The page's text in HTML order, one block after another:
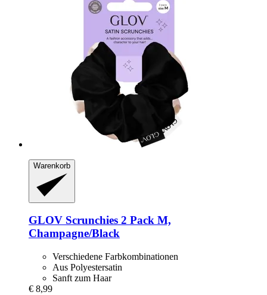
Warenkorb
GLOV Scrunchies 2 Pack M,
Champagne/Black
Verschiedene Farbkombinationen
Aus Polyestersatin
Sanft zum Haar
€ 8,99